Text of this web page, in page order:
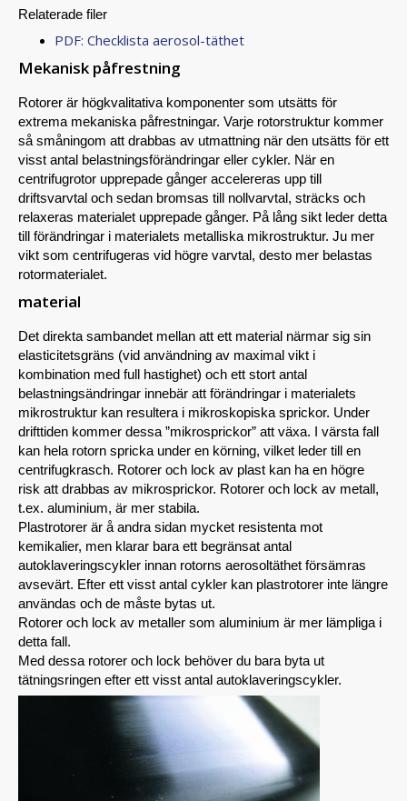
Relaterade filer
PDF: Checklista aerosol-täthet
Mekanisk påfrestning
Rotorer är högkvalitativa komponenter som utsätts för
extrema mekaniska påfrestningar. Varje rotorstruktur kommer
så småningom att drabbas av utmattning när den utsätts för ett
visst antal belastningsförändringar eller cykler. När en
centrifugrotor upprepade gånger accelereras upp till
driftsvarvtal och sedan bromsas till nollvarvtal, sträcks och
relaxeras materialet upprepade gånger. På lång sikt leder detta
till förändringar i materialets metalliska mikrostruktur. Ju mer
vikt som centrifugeras vid högre varvtal, desto mer belastas
rotormaterialet.
material
Det direkta sambandet mellan att ett material närmar sig sin
elasticitetsgräns (vid användning av maximal vikt i
kombination med full hastighet) och ett stort antal
belastningsändringar innebär att förändringar i materialets
mikrostruktur kan resultera i mikroskopiska sprickor. Under
drifttiden kommer dessa ”mikrosprickor” att växa. I värsta fall
kan hela rotorn spricka under en körning, vilket leder till en
centrifugkrasch. Rotorer och lock av plast kan ha en högre
risk att drabbas av mikrosprickor. Rotorer och lock av metall,
t.ex. aluminium, är mer stabila.
Plastrotorer är å andra sidan mycket resistenta mot
kemikalier, men klarar bara ett begränsat antal
autoklaveringscykler innan rotorns aerosoltäthet försämras
avsevärt. Efter ett visst antal cykler kan plastrotorer inte längre
användas och de måste bytas ut.
Rotorer och lock av metaller som aluminium är mer lämpliga i
detta fall.
Med dessa rotorer och lock behöver du bara byta ut
tätningsringen efter ett visst antal autoklaveringscykler.